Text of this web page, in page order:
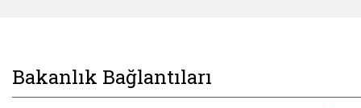
Bakanlık Bağlantıları